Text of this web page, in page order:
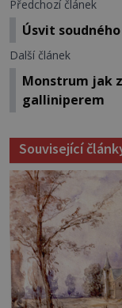
Předchozí článek
Úsvit
Další článek
Monstrum jak
galliniperem
Související